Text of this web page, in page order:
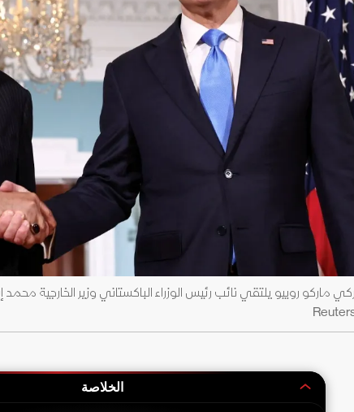
ماركو روبيو يلتقي نائب رئيس الوزراء الباكستاني وزير الخارجية
الخلاصة